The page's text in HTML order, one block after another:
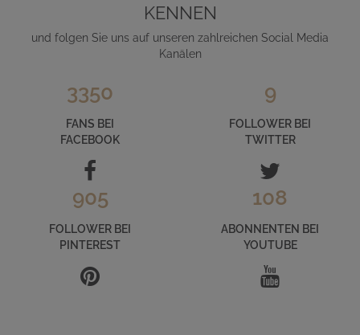
KENNEN
und folgen Sie uns auf unseren zahlreichen Social Media
Kanälen
3350
FANS BEI
FACEBOOK
9
FOLLOWER BEI
TWITTER
905
FOLLOWER BEI
PINTEREST
108
ABONNENTEN BEI
YOUTUBE